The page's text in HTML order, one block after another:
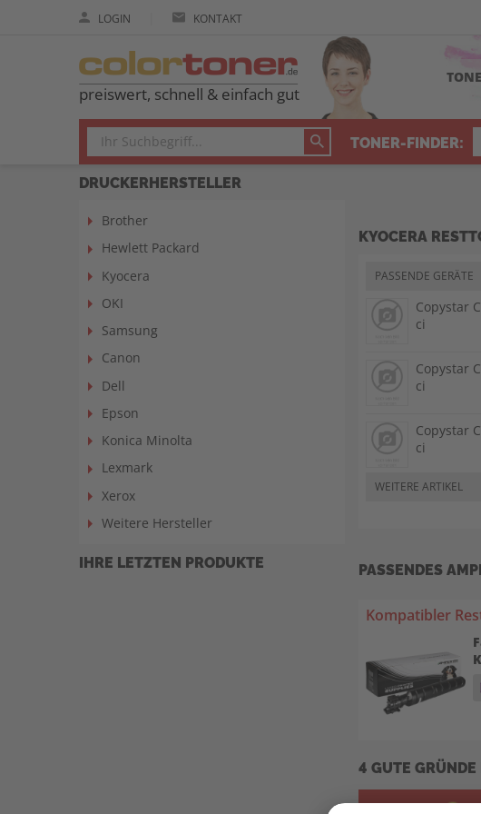
LOGIN KONTAKT
preiswert, schnell & einfach gut
TONER-FINDER:
DRUCKERHERSTELLER
Brother
Hewlett Packard
Kyocera
OKI
Samsung
Canon
Dell
Epson
Konica Minolta
Lexmark
Xerox
Weitere Hersteller
IHRE LETZTEN PRODUKTE
KYOCERA
PASSENDE GERÄTE
Copystar
ci
Copystar
ci
Copystar
ci
Copystar
ci
Copystar
Copystar
ci
Copystar
WEITERE ARTIKEL
PASSENDES
Kompatibler
4 GUTE